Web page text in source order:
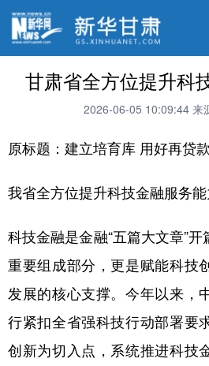
甘肃省全方位提升科
2026-06-05 10:09:44 来
原标题：建立培育库 用好再贷
我省全方位提升科技金融服务能
科技金融是金融“五篇大文章”
重要组成部分，更是赋能科技
发展的核心支撑。今年以来，
行紧扣全省强科技行动部署要
创新为切入点，系统推进科技